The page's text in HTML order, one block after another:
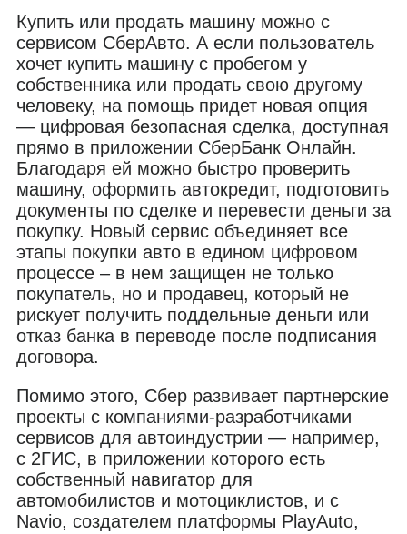
Купить или продать машину можно с
сервисом СберАвто. А если пользователь
хочет купить машину с пробегом у
собственника или продать свою другому
человеку, на помощь придет новая опция
— цифровая безопасная сделка, доступная
прямо в приложении СберБанк Онлайн.
Благодаря ей можно быстро проверить
машину, оформить автокредит, подготовить
документы по сделке и перевести деньги за
покупку. Новый сервис объединяет все
этапы покупки авто в едином цифровом
процессе – в нем защищен не только
покупатель, но и продавец, который не
рискует получить поддельные деньги или
отказ банка в переводе после подписания
договора.
Помимо этого, Сбер развивает партнерские
проекты с компаниями-разработчиками
сервисов для автоиндустрии — например,
с 2ГИС, в приложении которого есть
собственный навигатор для
автомобилистов и мотоциклистов, и с
Navio, создателем платформы PlayAuto,